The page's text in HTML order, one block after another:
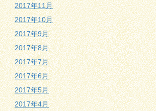
2017年11月
2017年10月
2017年9月
2017年8月
2017年7月
2017年6月
2017年5月
2017年4月